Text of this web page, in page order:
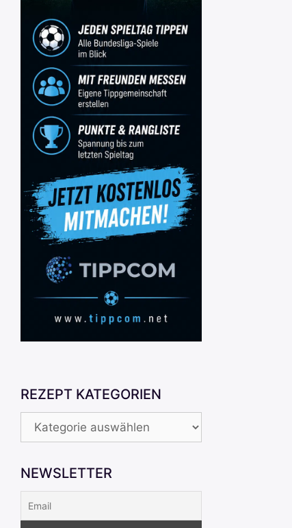
REZEPT KATEGORIEN
REZEPT
KATEGORIEN
NEWSLETTER